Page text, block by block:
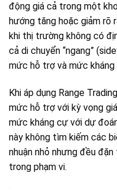
động giá cả trong một
hướng tăng hoặc giảm rõ
khi thị trường không có
cả di chuyển “ngang”
mức hỗ trợ và mức kháng
Khi áp dụng Range
mức hỗ trợ với kỳ vọng
mức kháng cự với dự
này không tìm kiếm các
nhuận nhỏ nhưng đều
trong phạm vi.